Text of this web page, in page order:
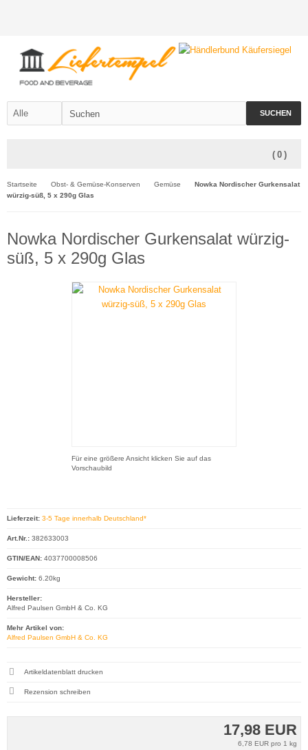
SUCHEN
( 0 )
Startseite Obst- & Gemüse-Konserven Gemüse
Nowka Nordischer Gurkensalat
würzig-süß, 5 x 290g Glas
Nowka Nordischer Gurkensalat würzig-
süß, 5 x 290g Glas
Für eine größere Ansicht klicken Sie auf das
Vorschaubild
17,98 EUR
6,78 EUR pro 1 kg
Lieferzeit: 3-5 Tage innerhalb Deutschland*
Art.Nr.: 382633003
GTIN/EAN: 4037700008506
Gewicht: 6.20kg
Hersteller:
Alfred Paulsen GmbH & Co. KG
Mehr Artikel von:
Alfred Paulsen GmbH & Co. KG
Artikeldatenblatt drucken
Rezension schreiben